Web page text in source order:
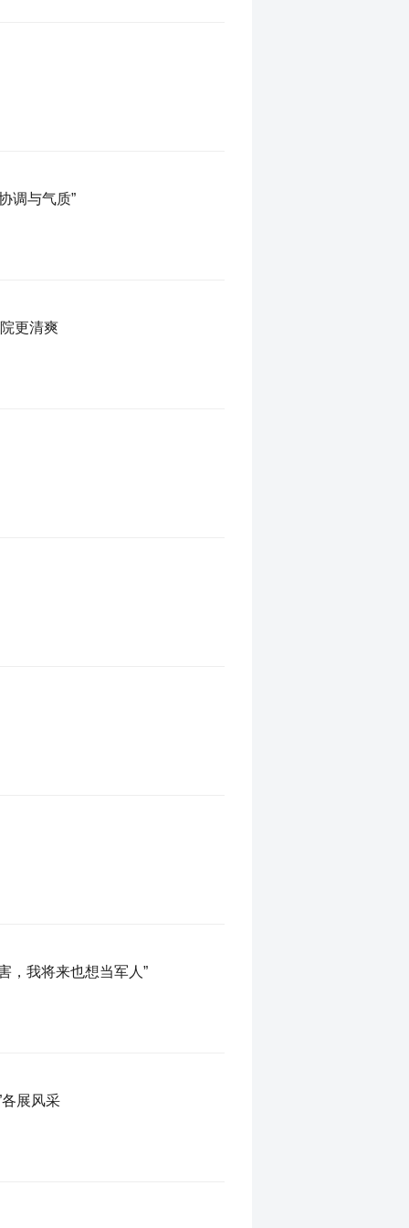
调与气质”
更清爽
，我将来也想当军人”
展风采